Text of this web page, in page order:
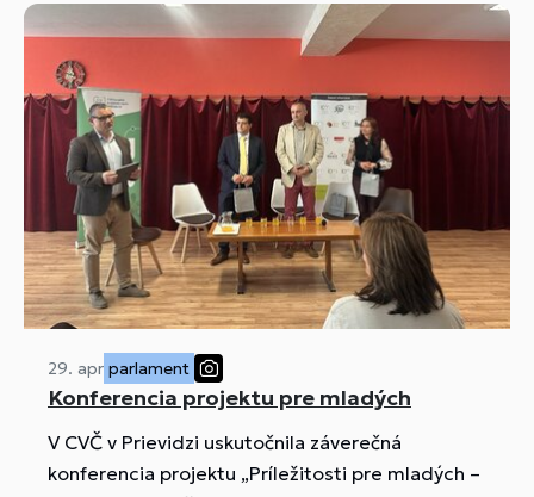
29. apr parlament
Konferencia projektu pre mladých
V CVČ v Prievidzi uskutočnila záverečná
konferencia projektu „Príležitosti pre mladých –